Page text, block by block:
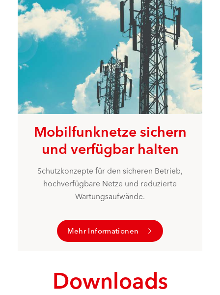
Mobilfunknetze sichern
und verfügbar halten
Schutzkonzepte für den sicheren Betrieb,
hochverfügbare Netze und reduzierte
Wartungsaufwände.
Mehr Informationen
Downloads